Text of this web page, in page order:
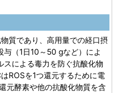
質であり、高用量での経口摂
（1日10～50 gなど）によ
スによる毒力を防ぐ抗酸化物
ROSを1つ還元するために電
元酵素や他の抗酸化物質を含